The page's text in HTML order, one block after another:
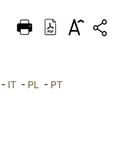
DEUTSCH
العربيّة - IT - PL - PT